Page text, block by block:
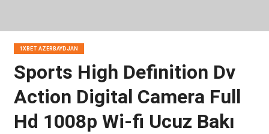
1XBET AZERBAYDJAN
Sports High Definition Dv
Action Digital Camera Full
Hd 1008p Wi-fi Ucuz Bakı